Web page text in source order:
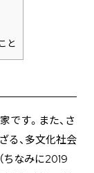
と
す。また、さ
る、多文化社会
ちなみに2019